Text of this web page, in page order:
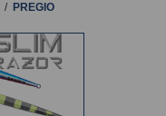
/ PREGIO